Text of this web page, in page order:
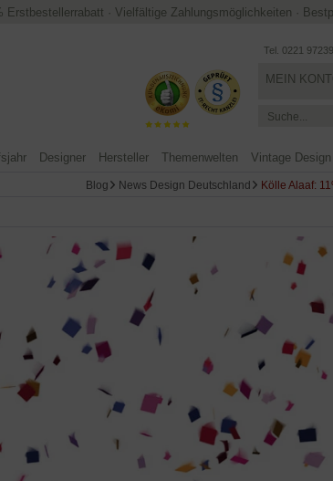
Erstbestellerrabatt · Vielfältige Zahlungsmöglichkeiten ·
Tel. 0221
MEIN
Designer Hersteller Themenwelten Vintage Design
Blog News Design Deutschland Kölle Alaaf: